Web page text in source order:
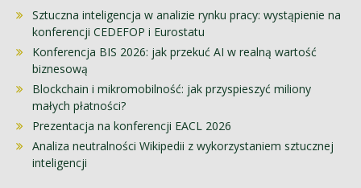
Sztuczna inteligencja w analizie rynku pracy: wystąpienie na
konferencji CEDEFOP i Eurostatu
Konferencja BIS 2026: jak przekuć AI w realną wartość
biznesową
Blockchain i mikromobilność: jak przyspieszyć miliony
małych płatności?
Prezentacja na konferencji EACL 2026
Analiza neutralności Wikipedii z wykorzystaniem sztucznej
inteligencji